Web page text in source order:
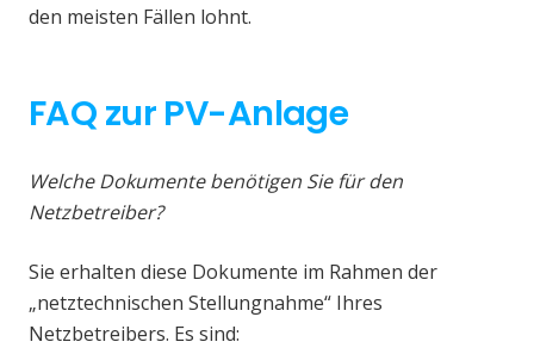
den meisten Fällen lohnt.
FAQ zur PV-Anlage
Welche Dokumente benötigen Sie für den
Netzbetreiber?
Sie erhalten diese Dokumente im Rahmen der
„netztechnischen Stellungnahme“ Ihres
Netzbetreibers. Es sind: